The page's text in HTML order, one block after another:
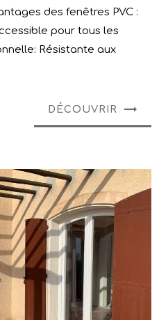
des fenêtres PVC :
pour tous les
Résistante aux
DÉCOUVRIR